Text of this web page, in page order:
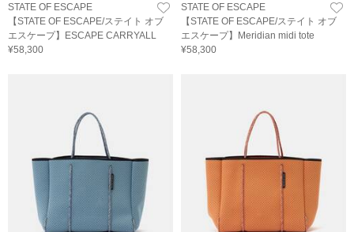
STATE OF ESCAPE
【STATE OF ESCAPE/ステイト オブ
エスケープ】ESCAPE CARRYALL
¥58,300
STATE OF ESCAPE
【STATE OF ESCAPE/ステイト オブ
エスケープ】Meridian midi tote
¥58,300